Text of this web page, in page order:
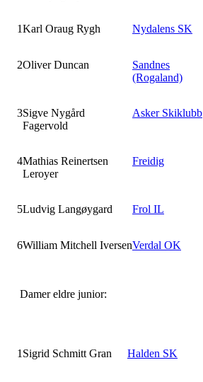
1Karl Oraug Rygh Nydalens SK
2Oliver Duncan
Sandnes
(Rogaland)
3Sigve Nygård
Fagervold
Asker Skiklubb
4Mathias Reinertsen
Leroyer
Freidig
5Ludvig Langøygard Frol IL
6William Mitchell IversenVerdal OK
Damer eldre junior:
1 Sigrid Schmitt Gran Halden SK